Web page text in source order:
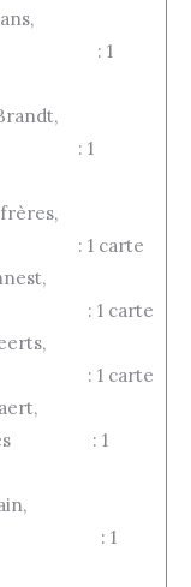
: 1
: 1
: 1 carte
: 1 carte
: 1 carte
: 1
: 1